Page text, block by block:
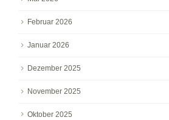
Februar 2026
Januar 2026
Dezember 2025
November 2025
Oktober 2025